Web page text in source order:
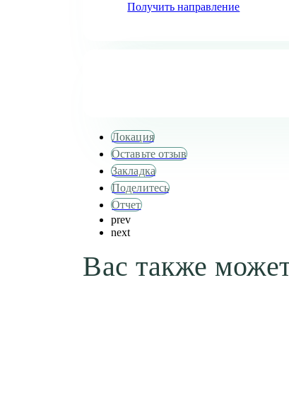
Получить направление
Локация
Оставьте отзыв
Закладка
Поделитесь
Отчет
prev
next
Вас также